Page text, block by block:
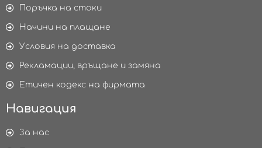
Поръчка на стоки
Начини на плащане
Условия на доставка
Рекламации, връщане и замяна
Етичен кодекс на фирмата
Навигация
За нас